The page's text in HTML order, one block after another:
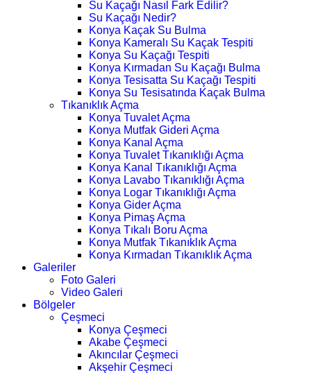
Su Kaçağı Nasıl Fark Edilir?
Su Kaçağı Nedir?
Konya Kaçak Su Bulma
Konya Kameralı Su Kaçak Tespiti
Konya Su Kaçağı Tespiti
Konya Kırmadan Su Kaçağı Bulma
Konya Tesisatta Su Kaçağı Tespiti
Konya Su Tesisatında Kaçak Bulma
Tıkanıklık Açma
Konya Tuvalet Açma
Konya Mutfak Gideri Açma
Konya Kanal Açma
Konya Tuvalet Tıkanıklığı Açma
Konya Kanal Tıkanıklığı Açma
Konya Lavabo Tıkanıklığı Açma
Konya Logar Tıkanıklığı Açma
Konya Gider Açma
Konya Pimaş Açma
Konya Tıkalı Boru Açma
Konya Mutfak Tıkanıklık Açma
Konya Kırmadan Tıkanıklık Açma
Galeriler
Foto Galeri
Video Galeri
Bölgeler
Çeşmeci
Konya Çeşmeci
Akabe Çeşmeci
Akıncılar Çeşmeci
Akşehir Çeşmeci